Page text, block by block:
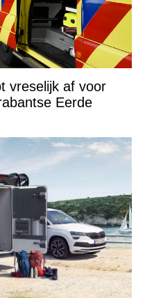
vreselijk af voor
Eerde